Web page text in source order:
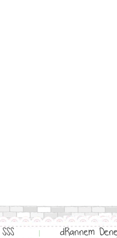
SSS | dRannem